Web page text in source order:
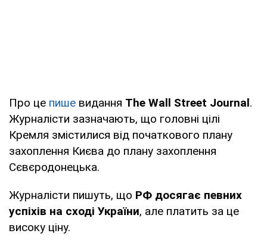
Про це пише видання The Wall Street Journal.
Журналісти зазначають, що головні цілі
Кремля змістилися від початкового плану
захоплення Києва до плану захоплення
Сєвєродонецька.
Журналісти пишуть, що РФ досягає певних
успіхів на сході України, але платить за це
високу ціну.